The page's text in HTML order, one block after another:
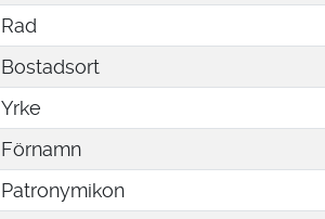
Rad
Bostadsort
Yrke
Förnamn
Patronymikon